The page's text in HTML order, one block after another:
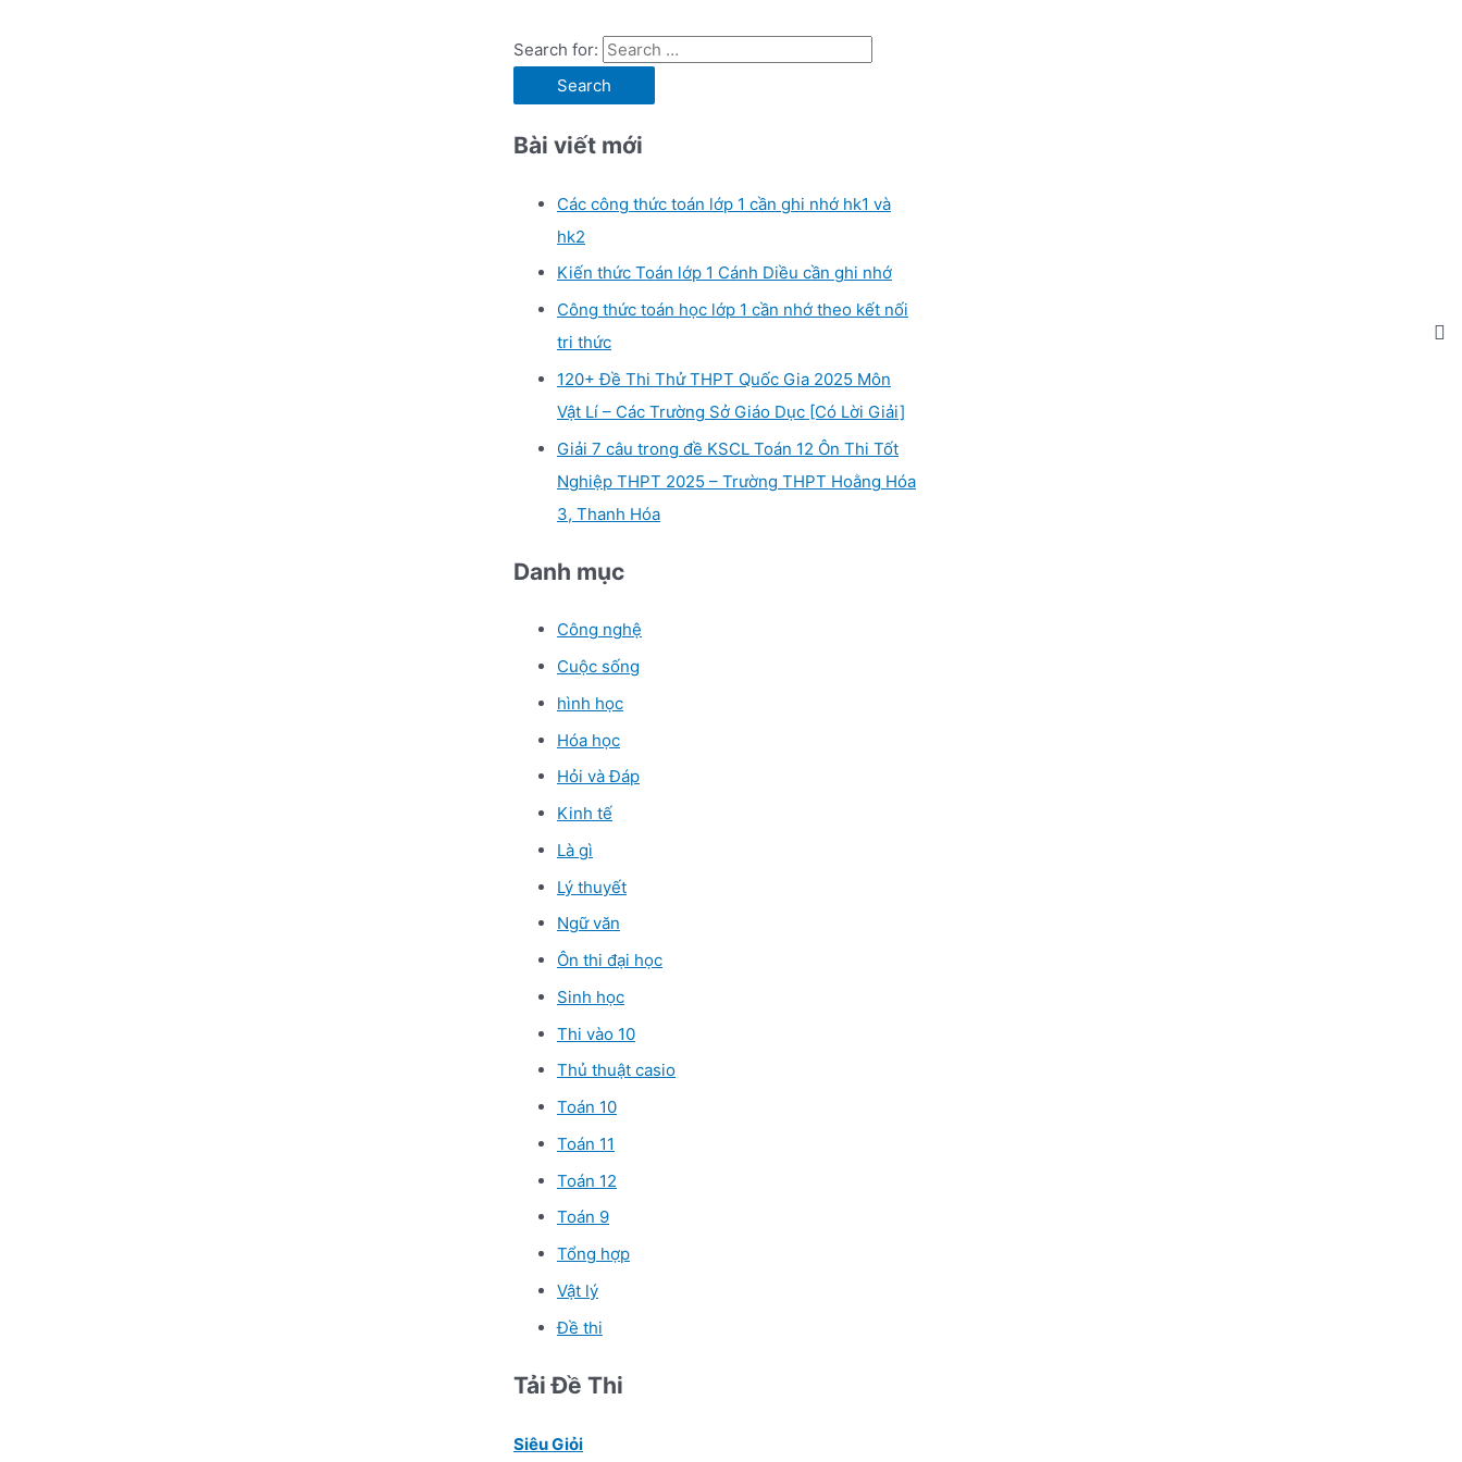
Search for:
Bài viết mới
Các công thức toán lớp 1 cần ghi nhớ hk1 và
hk2
Kiến thức Toán lớp 1 Cánh Diều cần ghi nhớ
Công thức toán học lớp 1 cần nhớ theo kết nối
tri thức
120+ Đề Thi Thử THPT Quốc Gia 2025 Môn
Vật Lí – Các Trường Sở Giáo Dục [Có Lời Giải]
Giải 7 câu trong đề KSCL Toán 12 Ôn Thi Tốt
Nghiệp THPT 2025 – Trường THPT Hoằng Hóa
3, Thanh Hóa
Danh mục
Công nghệ
Cuộc sống
hình học
Hóa học
Hỏi và Đáp
Kinh tế
Là gì
Lý thuyết
Ngữ văn
Ôn thi đại học
Sinh học
Thi vào 10
Thủ thuật casio
Toán 10
Toán 11
Toán 12
Toán 9
Tổng hợp
Vật lý
Đề thi
Tải Đề Thi
Siêu Giỏi